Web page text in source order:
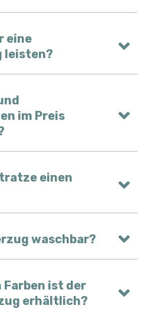
eine
leisten?
im Preis
einen
waschbar?
Farben ist der
erhältlich?